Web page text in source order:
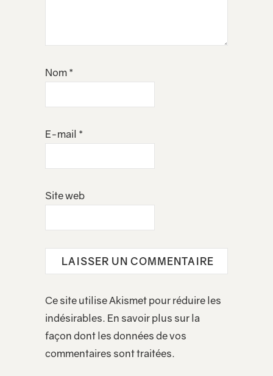
Nom *
E-mail *
Site web
Ce site utilise Akismet pour réduire les
indésirables. En savoir plus sur la
façon dont les données de vos
commentaires sont traitées.